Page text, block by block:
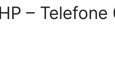
– Telefone